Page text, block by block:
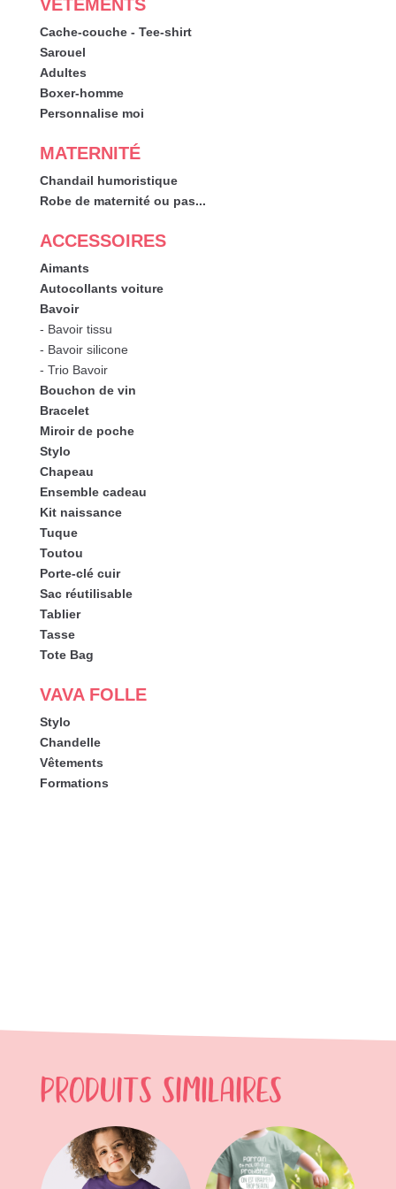
VÊTEMENTS
Cache-couche - Tee-shirt
Sarouel
Adultes
Boxer-homme
Personnalise moi
MATERNITÉ
Chandail humoristique
Robe de maternité ou pas...
ACCESSOIRES
Aimants
Autocollants voiture
Bavoir
- Bavoir tissu
- Bavoir silicone
- Trio Bavoir
Bouchon de vin
Bracelet
Miroir de poche
Stylo
Chapeau
Ensemble cadeau
Kit naissance
Tuque
Toutou
Porte-clé cuir
Sac réutilisable
Tablier
Tasse
Tote Bag
VAVA FOLLE
Stylo
Chandelle
Vêtements
Formations
Produits similaires